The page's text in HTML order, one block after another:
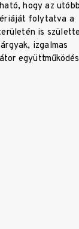
hogy az
folytatva a
is
izgalmas